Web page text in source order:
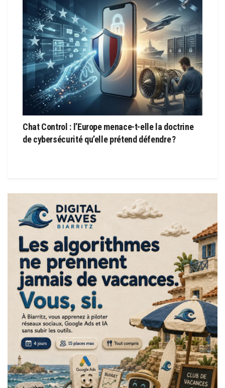
Chat Control : l’Europe menace-t-elle la doctrine
de cybersécurité qu’elle prétend défendre ?